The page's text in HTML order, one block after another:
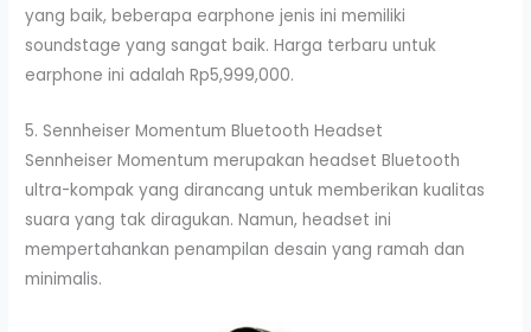
yang baik, beberapa earphone jenis ini memiliki
soundstage yang sangat baik. Harga terbaru untuk
earphone ini adalah Rp5,999,000.
5. Sennheiser Momentum Bluetooth Headset
Sennheiser Momentum merupakan headset Bluetooth
ultra-kompak yang dirancang untuk memberikan kualitas
suara yang tak diragukan. Namun, headset ini
mempertahankan penampilan desain yang ramah dan
minimalis.